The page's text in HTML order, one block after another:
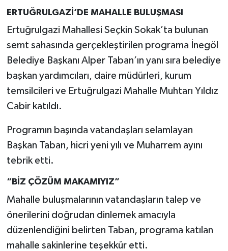
ERTUĞRULGAZİ’DE MAHALLE BULUŞMASI
Ertuğrulgazi Mahallesi Seçkin Sokak’ta bulunan
semt sahasında gerçekleştirilen programa İnegöl
Belediye Başkanı Alper Taban’ın yanı sıra belediye
başkan yardımcıları, daire müdürleri, kurum
temsilcileri ve Ertuğrulgazi Mahalle Muhtarı Yıldız
Cabir katıldı.
Programın başında vatandaşları selamlayan
Başkan Taban, hicri yeni yılı ve Muharrem ayını
tebrik etti.
“BİZ ÇÖZÜM MAKAMIYIZ”
Mahalle buluşmalarının vatandaşların talep ve
önerilerini doğrudan dinlemek amacıyla
düzenlendiğini belirten Taban, programa katılan
mahalle sakinlerine teşekkür etti.